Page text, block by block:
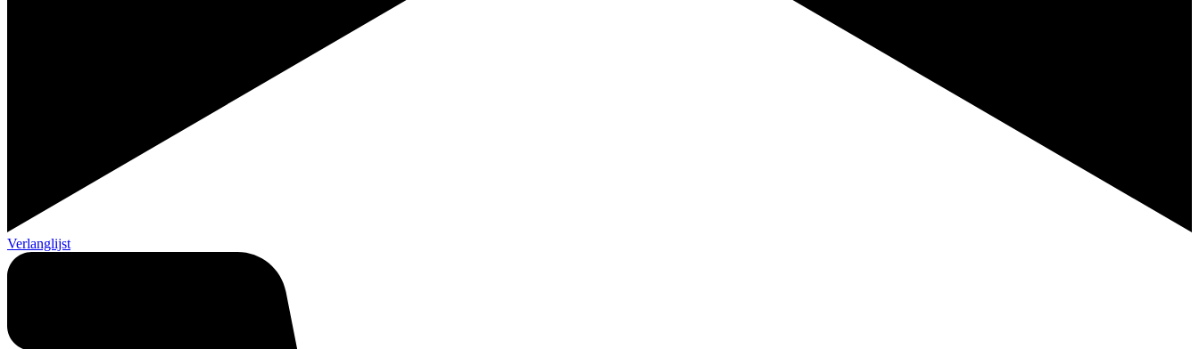
Verlanglijst